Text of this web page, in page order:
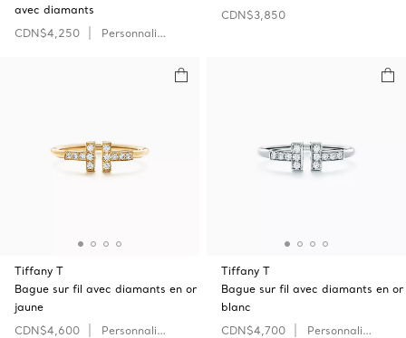
avec diamants
CDN$4,250
Personnaliser
CDN$3,850
Tiffany T
Bague sur fil avec diamants en or
jaune
CDN$4,600
Personnaliser
Tiffany T
Bague sur fil avec diamants en or
blanc
CDN$4,700
Personnaliser